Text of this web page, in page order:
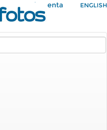
Mi Cuenta ENGLISH